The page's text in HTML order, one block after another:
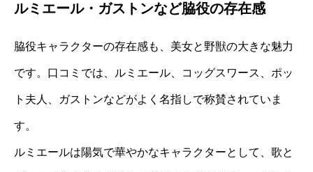
ルミエール・ガストンなど脇役の存在感
脇役キャラクターの存在感も、美女と野獣の大きな魅力
です。口コミでは、ルミエール、コッグスワース、ポッ
ト夫人、ガストンなどがよく名指しで称賛されていま
す。
ルミエールは陽気で華やかなキャラクターとして、歌と